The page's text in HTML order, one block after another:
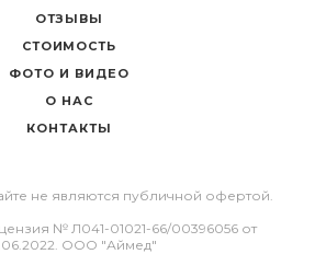
ОТЗЫВЫ
СТОИМОСТЬ
ФОТО И ВИДЕО
О НАС
КОНТАКТЫ
не являются публичной офертой.
№ Л041-01021-66/00396056 от
ООО "Аймед"